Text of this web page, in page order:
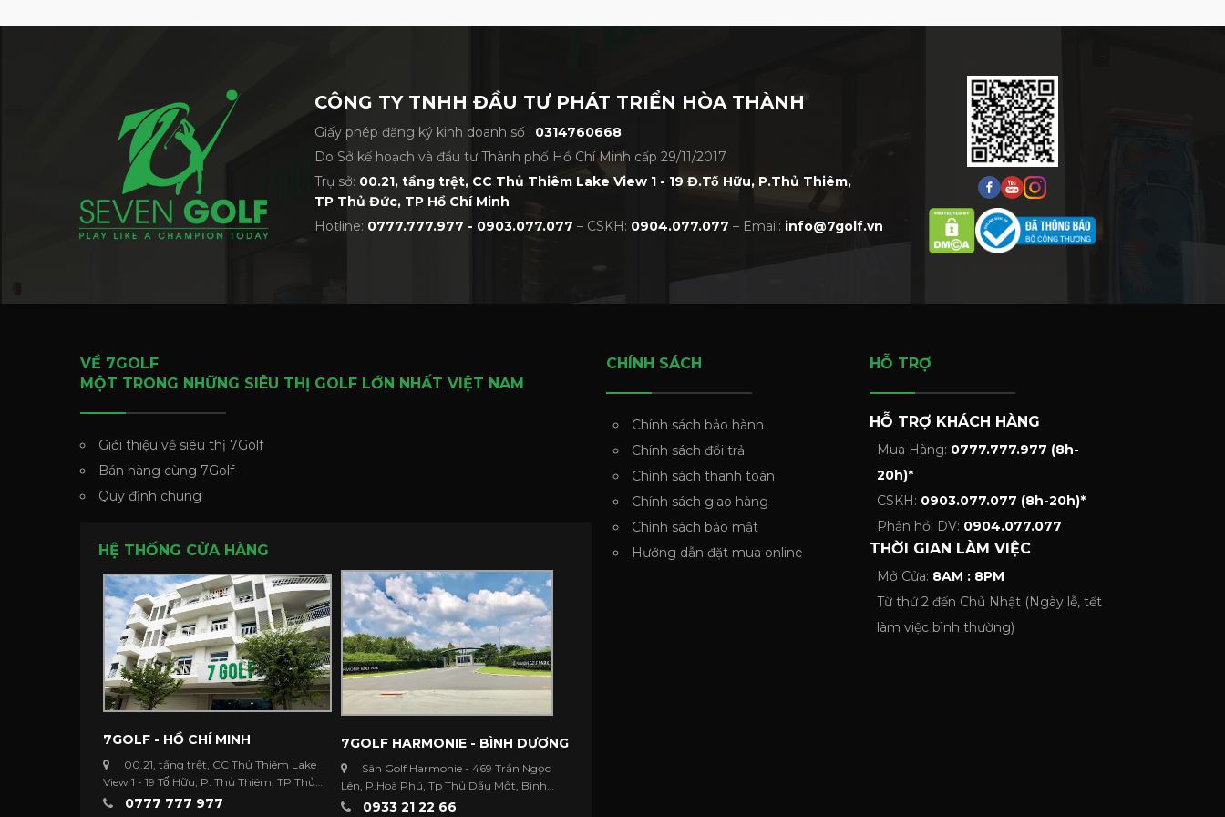
CÔNG TY TNHH ĐẦU TƯ PHÁT TRIỂN HÒA THÀNH
Giấy phép đăng ký kinh doanh số : 0314760668
Do Sở kế hoạch và đầu tư Thành phố Hồ Chí Minh cấp 29/11/2017
Trụ sở: 00.21, tầng trệt, CC Thủ Thiêm Lake View 1 - 19 Đ.Tố Hữu, P.Thủ Thiêm,
TP Thủ Đức, TP Hồ Chí Minh
Hotline: 0777.777.977 - 0903.077.077 – CSKH: 0904.077.077 – Email: info@7golf.vn
VỀ 7GOLF
MỘT TRONG NHỮNG SIÊU THỊ GOLF LỚN NHẤT VIỆT NAM
Giới thiệu về siêu thị 7Golf
Bán hàng cùng 7Golf
Quy định chung
HỆ THỐNG CỬA HÀNG
7GOLF - HỒ CHÍ MINH
00.21, tầng trệt, CC Thủ Thiêm Lake
View 1 - 19 Tố Hữu, P. Thủ Thiêm, TP Thủ
Đức ...0777 777 977
7GOLF HARMONIE - BÌNH DƯƠNG
Sân Golf Harmonie - 469 Trần Ngọc
Lên, P.Hoà Phú, Tp Thủ Dầu Một, Bình
Dương0933 21 22 66
CHÍNH SÁCH
Chính sách bảo hành
Chính sách đổi trả
Chính sách thanh toán
Chính sách giao hàng
Chính sách bảo mật
Hướng dẫn đặt mua online
HỖ TRỢ
HỖ TRỢ KHÁCH HÀNG
Mua Hàng: 0777.777.977 (8h-
20h)*
CSKH: 0903.077.077 (8h-20h)*
Phản hồi DV: 0904.077.077
THỜI GIAN LÀM VIỆC
Mở Cửa: 8AM : 8PM
Từ thứ 2 đến Chủ Nhật (Ngày lễ, tết
làm việc bình thường)